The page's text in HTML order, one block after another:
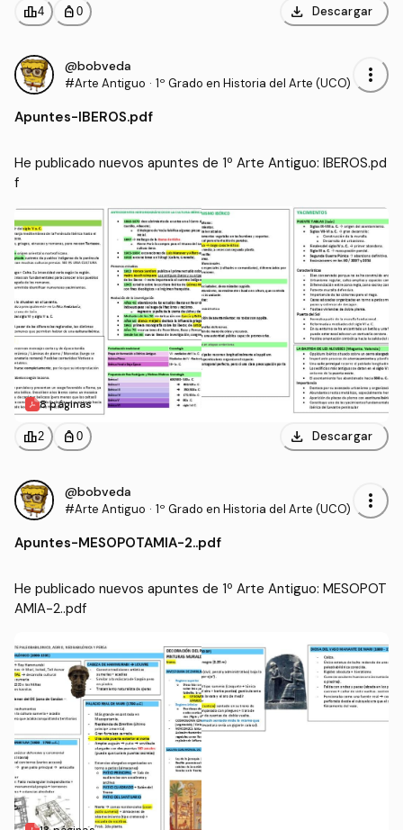
leaderboard4 personal_bag 0 download Descargar
@bobveda
#Arte Antiguo · 1º Grado en Historia del Arte (UCO) more_vert
Apuntes-IBEROS.pdf
He publicado nuevos apuntes de 1º Arte Antiguo: IBEROS.pd
f
8 páginas
leaderboard2 personal_bag 0 download Descargar
@bobveda
#Arte Antiguo · 1º Grado en Historia del Arte (UCO) more_vert
Apuntes-MESOPOTAMIA-2..pdf
He publicado nuevos apuntes de 1º Arte Antiguo: MESOPOT
AMIA-2..pdf